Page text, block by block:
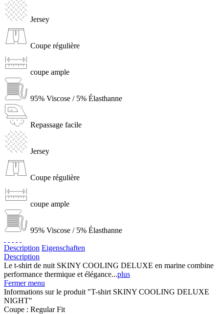
Jersey
Coupe régulière
coupe ample
95% Viscose / 5% Élasthanne
Repassage facile
Jersey
Coupe régulière
coupe ample
95% Viscose / 5% Élasthanne
Description Eigenschaften
Description
Le t-shirt de nuit SKINY COOLING DELUXE en marine combine
performance thermique et élégance...plus
Fermer menu
Informations sur le produit "T-shirt SKINY COOLING DELUXE
NIGHT"
Coupe : Regular Fit